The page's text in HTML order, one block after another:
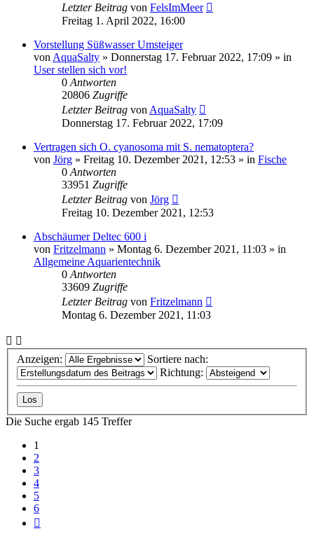
Letzter Beitrag von FelsImMeer
Freitag 1. April 2022, 16:00
Vorstellung Süßwasser Umsteiger
von AquaSalty » Donnerstag 17. Februar 2022, 17:09 » in
User stellen sich vor!
0 Antworten
20806 Zugriffe
Letzter Beitrag von AquaSalty
Donnerstag 17. Februar 2022, 17:09
Vertragen sich O. cyanosoma mit S. nematoptera?
von Jörg » Freitag 10. Dezember 2021, 12:53 » in Fische
0 Antworten
33951 Zugriffe
Letzter Beitrag von Jörg
Freitag 10. Dezember 2021, 12:53
Abschäumer Deltec 600 i
von Fritzelmann » Montag 6. Dezember 2021, 11:03 » in
Allgemeine Aquarientechnik
0 Antworten
33609 Zugriffe
Letzter Beitrag von Fritzelmann
Montag 6. Dezember 2021, 11:03
Anzeigen:
Sortiere nach:
Richtung:
Die Suche ergab 145 Treffer
1
2
3
4
5
6